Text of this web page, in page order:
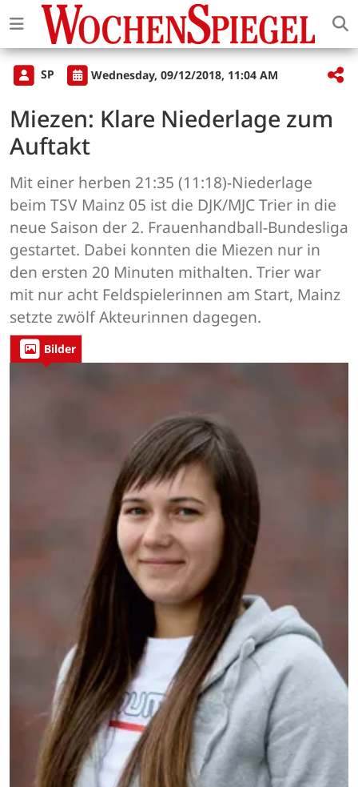
SP Wednesday, 09/12/2018, 11:04 AM
Miezen: Klare Niederlage zum
Auftakt
Mit einer herben 21:35 (11:18)-Niederlage
beim TSV Mainz 05 ist die DJK/MJC Trier in die
neue Saison der 2. Frauenhandball-Bundesliga
gestartet. Dabei konnten die Miezen nur in
den ersten 20 Minuten mithalten. Trier war
mit nur acht Feldspielerinnen am Start, Mainz
setzte zwölf Akteurinnen dagegen.
Bilder